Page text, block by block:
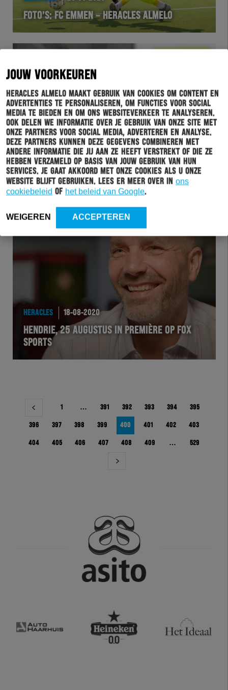
JOUW VOORKEUREN
Heracles Almelo maakt gebruik van cookies om content en
advertenties te personaliseren, om functies voor social
media te bieden en om ons websiteverkeer te analyseren.
Ook delen we informatie over je gebruik van onze site met
onze partners voor social media, adverteren en analyse.
Deze partners kunnen deze gegevens combineren met
andere informatie die jij aan ze heeft verstrekt of die ze
hebben verzameld op basis van jouw gebruik van hun
services. Je gaat akkoord met onze cookies als u onze
website blijft gebruiken. Lees er meer over in ons
cookiebeleid of het beleid van Google.
WEIGEREN ACCEPTEREN
FOTO’S: FC EMMEN – HERACLES ALMELO
WEDSTRIJD 19-08-2020
KNOESTER EN BURGZORG BEZORGEN HERACLES
ALMELO DE WINST IN EMMEN
HERACLES 18-08-2020
HENDRIE, 25 AUGUSTUS IN PREMIÈRE OP FOX
SPORTS
Berichtnavigatie
1 … 391 392 393 394 395
396 397 398 399 400 401 402 403
404 405 406 407 408 409 … 529